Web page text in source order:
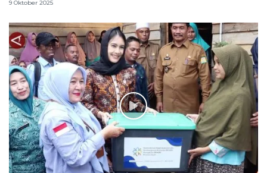
9 Oktober 2025